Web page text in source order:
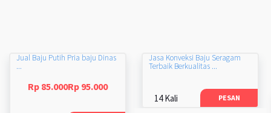
Jual Baju Putih Pria baju Dinas
...
Rp 85.000Rp 95.000
Jasa Konveksi Baju Seragam
Terbaik Berkualitas ...
14 Kali PESAN